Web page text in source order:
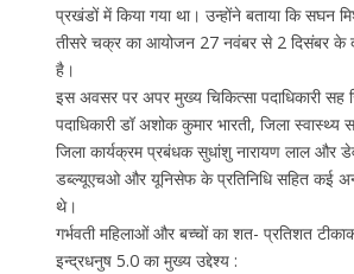
प्रखंडों में किया गया था। उन्होंने बताया कि सघन
तीसरे चक्र का आयोजन 27 नवंबर से 2 दिसंबर के
है।
इस अवसर पर अपर मुख्य चिकित्सा पदाधिकारी सह
पदाधिकारी डॉ अशोक कुमार भारती, जिला स्वास्थ्य
जिला कार्यक्रम प्रबंधक सुधांशु नारायण लाल और
डब्ल्यूएचओ और यूनिसेफ के प्रतिनिधि सहित कई
थे।
गर्भवती महिलाओं और बच्चों का शत- प्रतिशत
इन्द्रधनुष 5.0 का मुख्य उद्देश्य :